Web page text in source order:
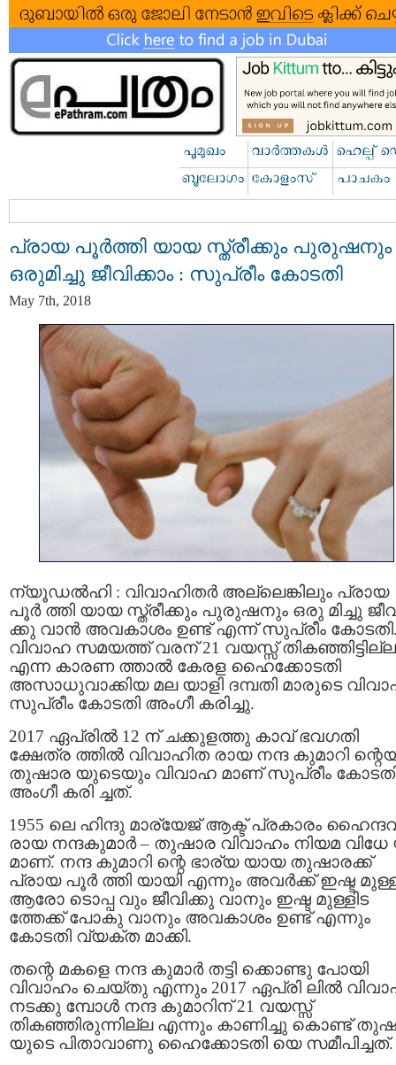
പ്രായ പൂർത്തി യായ സ്ത്രീക്കും പുരുഷനും
ഒരുമിച്ചു ജീവിക്കാം : സുപ്രീം കോടതി
May 7th, 2018
ന്യൂഡൽഹി : വിവാഹിതര്‍ അല്ലെങ്കിലും പ്രായ
പൂർ ത്തി യായ സ്ത്രീക്കും പുരുഷനും ഒരു മിച്ചു
ക്കു വാന്‍ അവകാശം ഉണ്ട് എന്ന് സുപ്രീം
വിവാഹ സമയത്ത് വരന് 21 വയസ്സ് തികഞ്ഞിട്ടില്ല
എന്ന കാരണ ത്താല്‍ കേരള ഹൈക്കോടതി
അസാധുവാക്കിയ മല യാളി ദമ്പതി മാരുടെ
സുപ്രീം കോടതി അംഗീ കരിച്ചു.
2017 ഏപ്രില്‍ 12 ന് ചക്കുളത്തു കാവ് ഭവഗതി
ക്ഷേത്ര ത്തില്‍ വിവാഹിത രായ നന്ദ കുമാറി
തുഷാര യുടെയും വിവാഹ മാണ് സുപ്രീം
അംഗീ കരി ച്ചത്.
1955 ലെ ഹിന്ദു മാര്യേജ് ആക്ട് പ്രകാരം
രായ നന്ദകുമാര്‍ – തുഷാര വിവാഹം നിയമ വിധേ
മാണ്. നന്ദ കുമാറി ന്റെ ഭാര്യ യായ തുഷാരക്ക്
പ്രായ പൂര്‍ ത്തി യായി എന്നും അവര്‍ക്ക് ഇഷ്ട
ആരോ ടൊപ്പ വും ജീവിക്കു വാനും ഇഷ്ട മുള്ളിട
ത്തേക്ക് പോകു വാനും അവകാശം ഉണ്ട് എന്നും
കോടതി വ്യക്ത മാക്കി.
തന്റെ മകളെ നന്ദ കുമാർ തട്ടി ക്കൊണ്ടു പോയി
വിവാഹം ചെയ്തു എന്നും 2017 ഏപ്രി ലിൽ
നടക്കു മ്പോൾ നന്ദ കുമാറിന് 21 വയസ്സ്
തികഞ്ഞിരുന്നില്ല എന്നും കാണിച്ചു കൊണ്ട്
യുടെ പിതാവാണു ഹൈക്കോടതി യെ സമീപിച്ചത്.